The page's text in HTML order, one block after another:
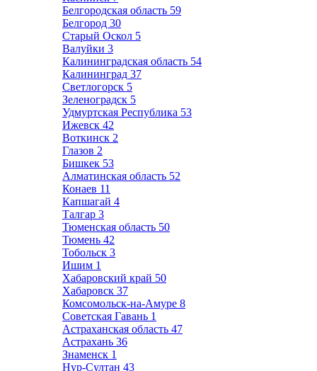
Белгородская область 59
Белгород 30
Старый Оскол 5
Валуйки 3
Калининградская область 54
Калининград 37
Светлогорск 5
Зеленоградск 5
Удмуртская Республика 53
Ижевск 42
Воткинск 2
Глазов 2
Бишкек 53
Алматинская область 52
Конаев 11
Капшагай 4
Талгар 3
Тюменская область 50
Тюмень 42
Тобольск 3
Ишим 1
Хабаровский край 50
Хабаровск 37
Комсомольск-на-Амуре 8
Советская Гавань 1
Астраханская область 47
Астрахань 36
Знаменск 1
Нур-Султан 43